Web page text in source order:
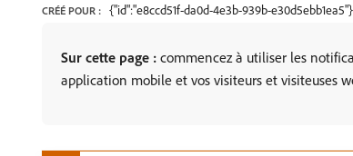
CRÉÉ POUR : {"id":"e8ccd51f-da0d-4e3b-939b-e30d5ebb1ea5"}
Sur cette page : commencez à utiliser les
application mobile et vos visiteurs et visiteuses